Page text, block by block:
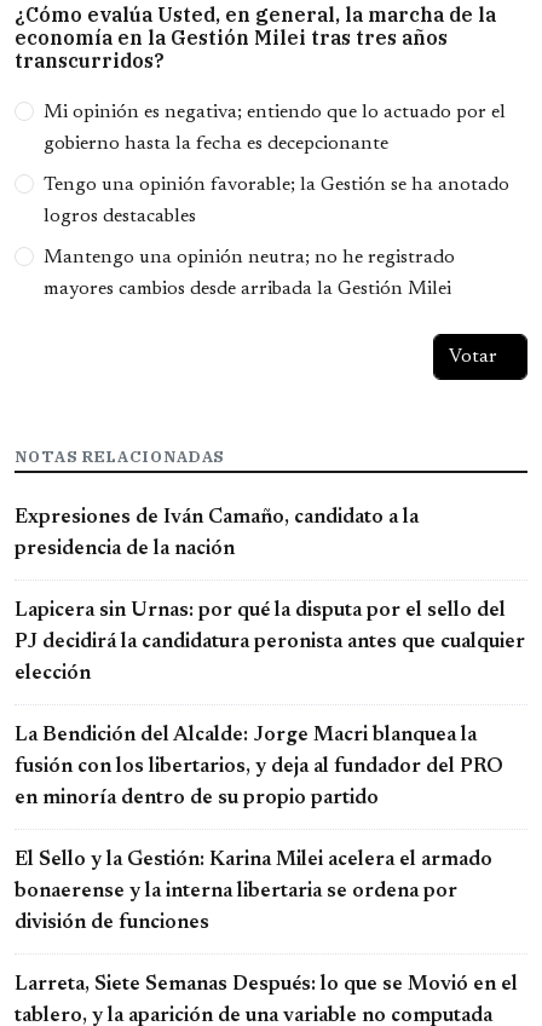
¿Cómo evalúa Usted, en general, la marcha de la
economía en la Gestión Milei tras tres años
transcurridos?
Opciones
Mi opinión es negativa; entiendo que lo actuado por el
gobierno hasta la fecha es decepcionante
Tengo una opinión favorable; la Gestión se ha anotado
logros destacables
Mantengo una opinión neutra; no he registrado
mayores cambios desde arribada la Gestión Milei
NOTAS RELACIONADAS
Expresiones de Iván Camaño, candidato a la
presidencia de la nación
Lapicera sin Urnas: por qué la disputa por el sello del
PJ decidirá la candidatura peronista antes que cualquier
elección
La Bendición del Alcalde: Jorge Macri blanquea la
fusión con los libertarios, y deja al fundador del PRO
en minoría dentro de su propio partido
El Sello y la Gestión: Karina Milei acelera el armado
bonaerense y la interna libertaria se ordena por
división de funciones
Larreta, Siete Semanas Después: lo que se Movió en el
tablero, y la aparición de una variable no computada